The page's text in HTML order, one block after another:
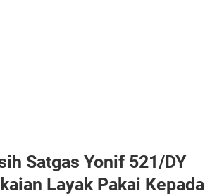
Satgas Yonif 521/DY
Layak Pakai Kepada